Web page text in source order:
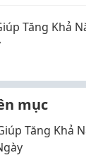
Tăng Khả
mục
Tăng Khả